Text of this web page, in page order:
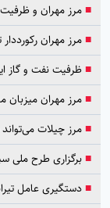
■مرز مهران و
■مرز مهران
■ظرفیت نفت و گاز
■مرز مهران میزبان
■مرز چیلات
■برگزاری طرح ملی
■دستگیری عامل